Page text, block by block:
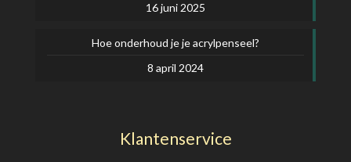
16 juni 2025
Hoe onderhoud je je acrylpenseel?
8 april 2024
Klantenservice